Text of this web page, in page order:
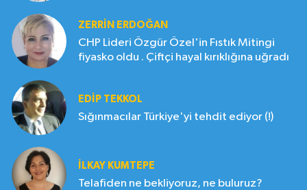
ZERRIN ERDOĞAN
CHP Lideri Özgür Özel'in Fıstık Mitingi
fiyasko oldu . Çiftçi hayal kırıklığına uğradı
EDIP TEKKOL
Sığınmacılar Türkiye'yi tehdit ediyor (!)
İLKAY KUMTEPE
Telafiden ne bekliyoruz, ne buluruz?